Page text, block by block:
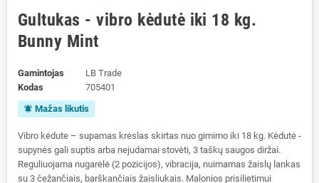
Gultukas - vibro kėdutė iki 18 kg.
Bunny Mint
Gamintojas
LB Trade
Kodas
705401
notifications_active Mažas likutis
Vibro kėdute – supamas krėslas skirtas nuo gimimo iki 18 kg. Kėdutė -
supynės gali suptis arba nejudamai stovėti, 3 taškų saugos diržai.
Reguliuojama nugarėlė (2 pozicijos), vibracija, nuimamas žaislų lankas
su 3 čežančiais, barškančiais žaisliukais. Malonios prisilietimui